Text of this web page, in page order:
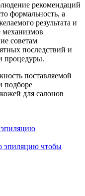
рекомендаций
формальность, а
результата и
советам
последствий и
процедуры.
поставляемой
подборе
для салонов
эпиляцию
эпиляцию чтобы